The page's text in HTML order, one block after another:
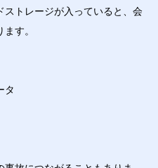
トレージが入っていると、会
す。
タ